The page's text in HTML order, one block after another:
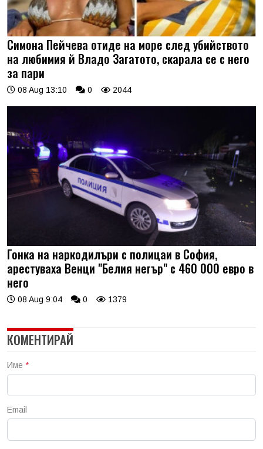
Симона Пейчева отиде на море след убийството
на любимия й Владо Загатото, скарала се с него
за пари
08 Aug 13:10 0 2044
Гонка на наркодилъри с полицаи в София,
арестуваха Венци "Белия негър" с 460 000 евро в
него
08 Aug 9:04 0 1379
КОМЕНТИРАЙ
Име *
Email